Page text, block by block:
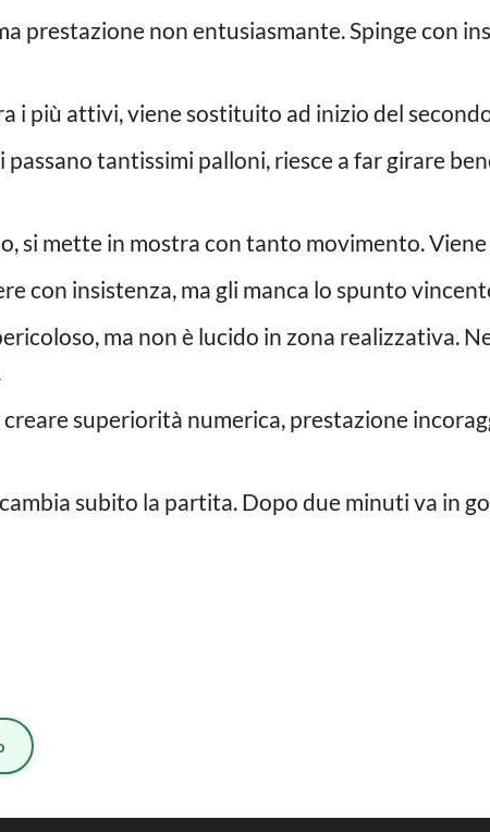
prestazione non entusiasmante. Spinge con
i più attivi, viene sostituito ad inizio del
tantissimi palloni, riesce a far girare
si mette in mostra con tanto movimento.
con insistenza, ma gli manca lo spunto
ma non è lucido in zona realizzativa.
superiorità numerica, prestazione
subito la partita. Dopo due minuti va in